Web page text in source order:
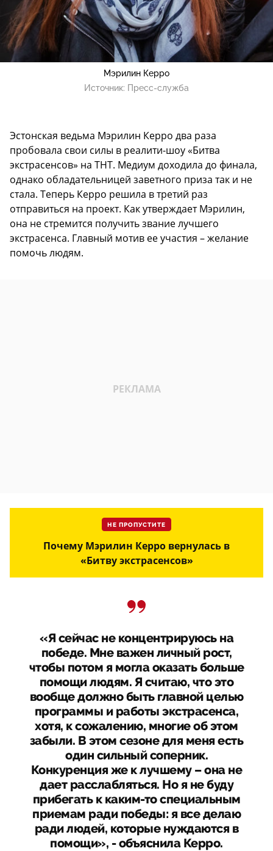
Мэрилин Керро
Источник: Пресс-служба
Эстонская ведьма Мэрилин Керро два раза
пробовала свои силы в реалити-шоу «Битва
экстрасенсов» на ТНТ. Медиум доходила до финала,
однако обладательницей заветного приза так и не
стала. Теперь Керро решила в третий раз
отправиться на проект. Как утверждает Мэрилин,
она не стремится получить звание лучшего
экстрасенса. Главный мотив ее участия – желание
помочь людям.
НЕ ПРОПУСТИТЕ
Почему Мэрилин Керро вернулась в
«Битву экстрасенсов»
«Я сейчас не концентрируюсь на
победе. Мне важен личный рост,
чтобы потом я могла оказать больше
помощи людям. Я считаю, что это
вообще должно быть главной целью
программы и работы экстрасенса,
хотя, к сожалению, многие об этом
забыли. В этом сезоне для меня есть
один сильный соперник.
Конкуренция же к лучшему – она не
дает расслабляться. Но я не буду
прибегать к каким-то специальным
приемам ради победы: я все делаю
ради людей, которые нуждаются в
помощи», - объяснила Керро.